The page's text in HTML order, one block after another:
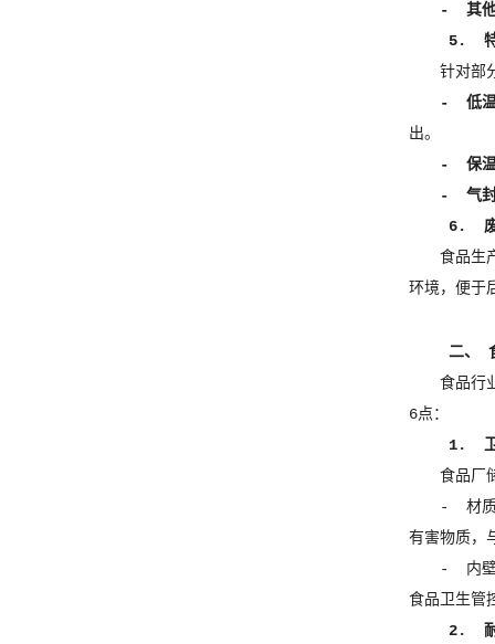
- 其他
5. 特
针对部
- 低温
出。
- 保温
- 气封
6. 废
食品生
环境，便于
二、
食品行
6点：
1. 卫
食品厂
- 材质
有害物质，
- 内壁
食品卫生管
2. 耐